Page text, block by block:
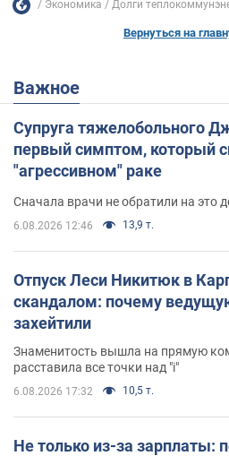
Экономика Долги
Вернуться на
Важное
Супруга тяжелобольного
первый симптом, который
"агрессивном" раке
Сначала врачи не обратили на это
6.08.2026 12:46 13,9 т.
Отпуск Леси Никитюк в
скандалом: почему
захейтили
Знаменитость вышла на прямую
расставила все точки над "i"
6.08.2026 17:32 10,5 т.
Не только из-за зарплаты: